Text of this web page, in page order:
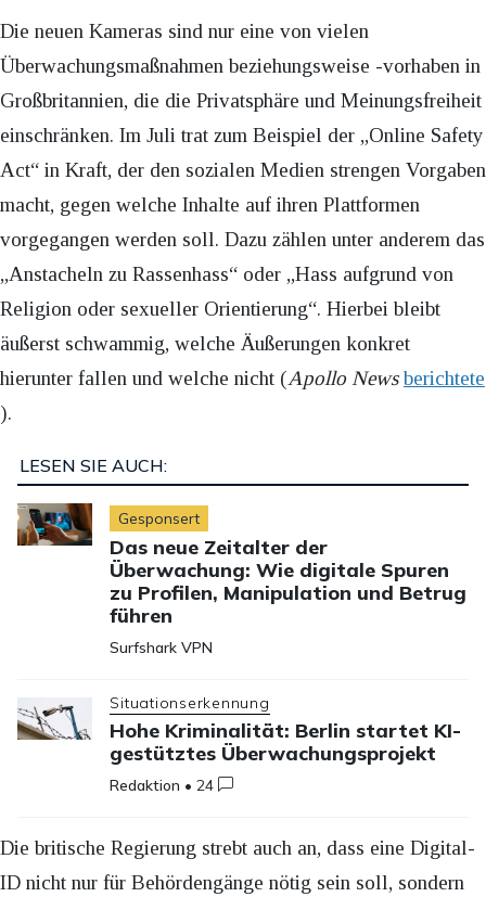
Die neuen Kameras sind nur eine von vielen
Überwachungsmaßnahmen beziehungsweise -vorhaben in
Großbritannien, die die Privatsphäre und Meinungsfreiheit
einschränken. Im Juli trat zum Beispiel der „Online Safety
Act“ in Kraft, der den sozialen Medien strengen Vorgaben
macht, gegen welche Inhalte auf ihren Plattformen
vorgegangen werden soll. Dazu zählen unter anderem das
„Anstacheln zu Rassenhass“ oder „Hass aufgrund von
Religion oder sexueller Orientierung“. Hierbei bleibt
äußerst schwammig, welche Äußerungen konkret
hierunter fallen und welche nicht (Apollo News berichtete
).
LESEN SIE AUCH:
Gesponsert
Das neue Zeitalter der
Überwachung: Wie digitale Spuren
zu Profilen, Manipulation und Betrug
führen
Surfshark VPN
Situationserkennung
Hohe Kriminalität: Berlin startet KI-
gestütztes Überwachungsprojekt
Redaktion •24
Die britische Regierung strebt auch an, dass eine Digital-
ID nicht nur für Behördengänge nötig sein soll, sondern